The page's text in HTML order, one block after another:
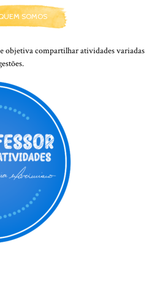
SOMOS
objetiva compartilhar atividades variadas